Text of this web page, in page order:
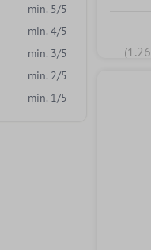
minimale de 5 sur 5
min. 5/5
minimale de 4 sur 5
min. 4/5
minimale de 3 sur 5
min. 3/5
minimale de 2 sur 5
min. 2/5
minimale de 1 sur 5
min. 1/5